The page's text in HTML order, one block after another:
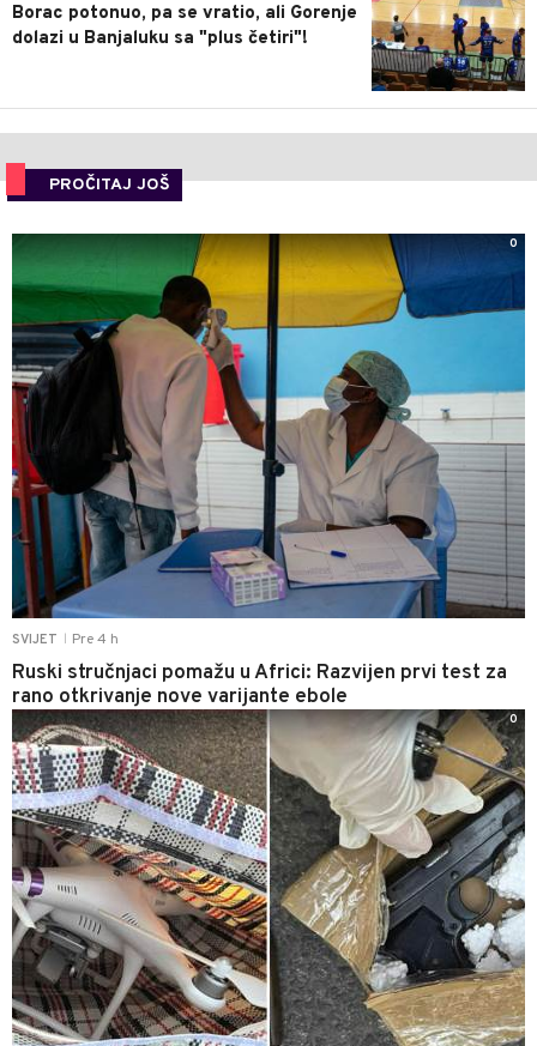
Borac potonuo, pa se vratio, ali Gorenje
dolazi u Banjaluku sa "plus četiri"!
PROČITAJ JOŠ
SVIJET Pre 4 h
Ruski stručnjaci pomažu u Africi: Razvijen prvi test za
rano otkrivanje nove varijante ebole
0
0